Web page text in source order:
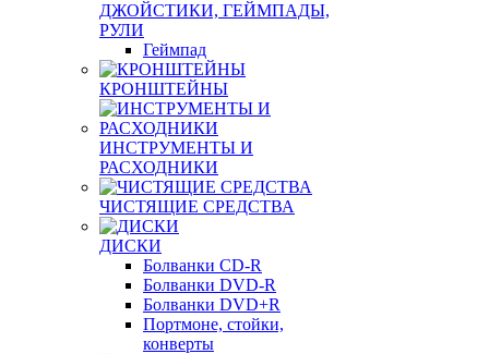
ДЖОЙСТИКИ, ГЕЙМПАДЫ,
РУЛИ
Геймпад
КРОНШТЕЙНЫ
ИНСТРУМЕНТЫ И
РАСХОДНИКИ
ЧИСТЯЩИЕ СРЕДСТВА
ДИСКИ
Болванки CD-R
Болванки DVD-R
Болванки DVD+R
Портмоне, стойки,
конверты